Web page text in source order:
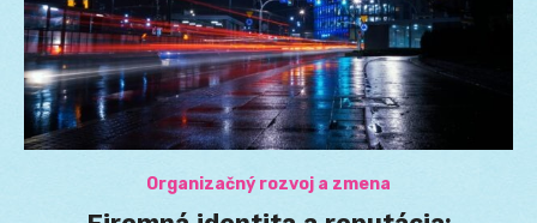
Organizačný rozvoj a zmena